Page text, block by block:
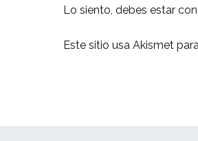
Lo siento, debes estar
Este sitio usa Akismet